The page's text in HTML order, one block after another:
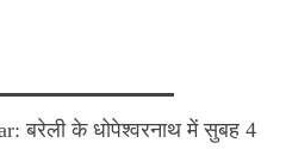
बरेली के धोपेश्वरनाथ में सुबह 4